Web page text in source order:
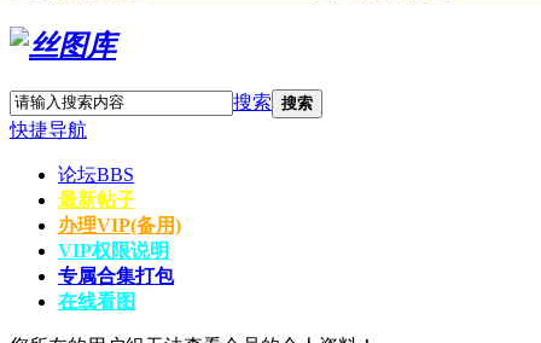
搜索 搜索
快捷导航
论坛BBS
最新帖子
办理VIP(备用)
VIP权限说明
专属合集打包
在线看图